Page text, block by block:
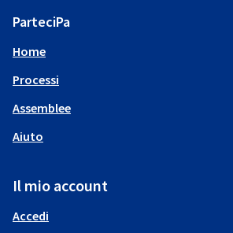
ParteciPa
Home
Processi
Assemblee
Aiuto
Il mio account
Accedi